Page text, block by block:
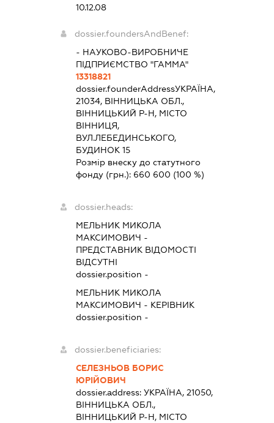
10.12.08
dossier.foundersAndBenef:
- НАУКОВО-ВИРОБНИЧЕ
ПІДПРИЄМСТВО "ГАММА"
13318821
dossier.founderAddressУКРАЇНА,
21034, ВІННИЦЬКА ОБЛ.,
ВІННИЦЬКИЙ Р-Н, МІСТО
ВІННИЦЯ,
ВУЛ.ЛЕБЕДИНСЬКОГО,
БУДИНОК 15
Розмір внеску до статутного
фонду (грн.): 660 600 (100 %)
dossier.heads:
МЕЛЬНИК МИКОЛА
МАКСИМОВИЧ -
ПРЕДСТАВНИКВІДОМОСТІ
ВІДСУТНІ
dossier.position -
МЕЛЬНИК МИКОЛА
МАКСИМОВИЧ - КЕРІВНИК
dossier.position -
dossier.beneficiaries:
СЕЛЕЗНЬОВ БОРИС
ЮРІЙОВИЧ
dossier.address: УКРАЇНА, 21050,
ВІННИЦЬКА ОБЛ.,
ВІННИЦЬКИЙ Р-Н, МІСТО